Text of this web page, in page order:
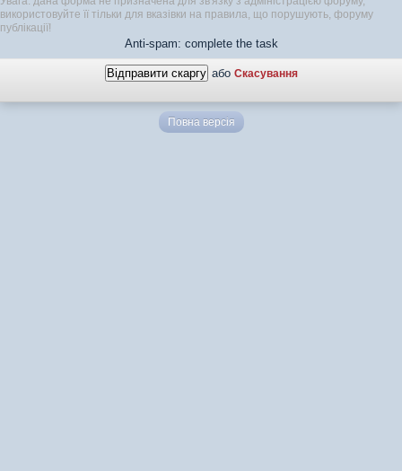
використовуйте її тільки для вказівки на правила, що порушують, форуму
публікації!
Anti-spam: complete the task
або Скасування
Повна версія